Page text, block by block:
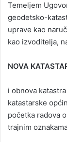
Temeljem
geodetsko-
uprave kao
kao izvoditelja,
NOVA
i obnova
katastarske
početka radova
trajnim